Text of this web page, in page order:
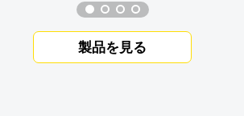
製品を見る